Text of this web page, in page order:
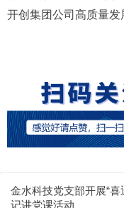
开创集团公司高质量发
金水科技党支部开展“
记讲党课活动